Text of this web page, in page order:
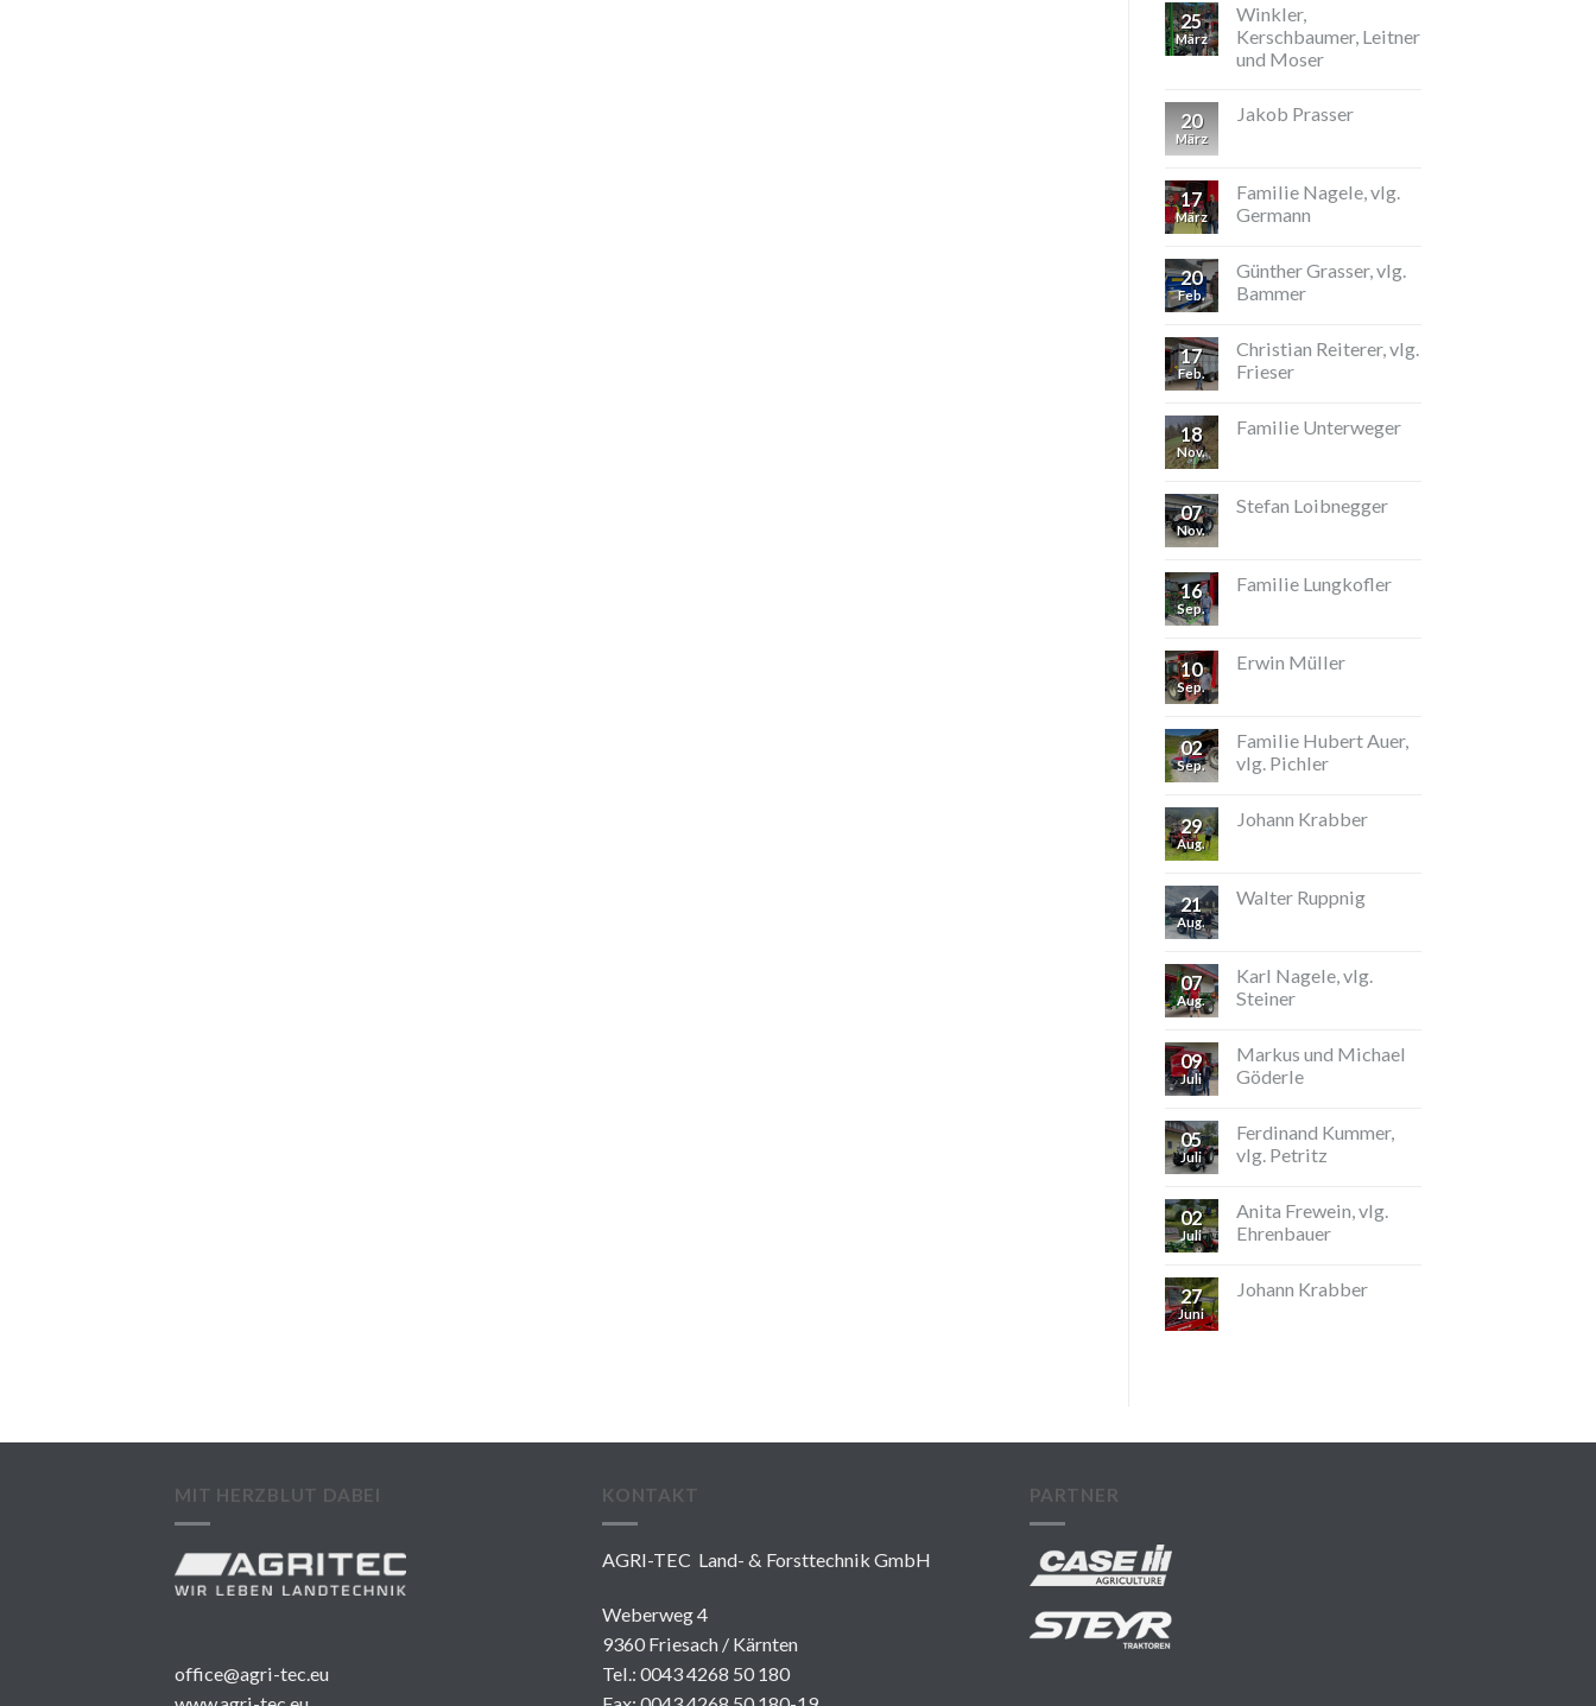
25
März
Winkler,
Kerschbaumer, Leitner
und Moser
20
März
Jakob Prasser
17
März
Familie Nagele, vlg.
Germann
20
Feb.
Günther Grasser, vlg.
Bammer
17
Feb.
Christian Reiterer, vlg.
Frieser
18
Nov.
Familie Unterweger
07
Nov.
Stefan Loibnegger
16
Sep.
Familie Lungkofler
10
Sep.
Erwin Müller
02
Sep.
Familie Hubert Auer,
vlg. Pichler
29
Aug.
Johann Krabber
21
Aug.
Walter Ruppnig
07
Aug.
Karl Nagele, vlg.
Steiner
09
Juli
Markus und Michael
Göderle
05
Juli
Ferdinand Kummer,
vlg. Petritz
02
Juli
Anita Frewein, vlg.
Ehrenbauer
27
Juni
Johann Krabber
MIT HERZBLUT DABEI
office@agri-tec.eu
KONTAKT
AGRI-TEC Land- & Forsttechnik GmbH
Weberweg 4
9360 Friesach / Kärnten
Tel.: 0043 4268 50 180
PARTNER